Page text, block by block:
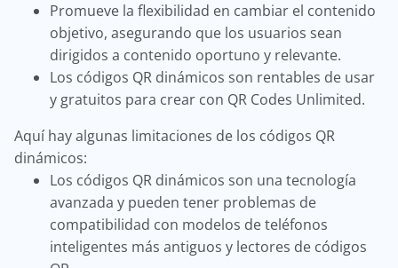
Promueve la flexibilidad en cambiar el contenido
objetivo, asegurando que los usuarios sean
dirigidos a contenido oportuno y relevante.
Los códigos QR dinámicos son rentables de usar
y gratuitos para crear con QR Codes Unlimited.
Aquí hay algunas limitaciones de los códigos QR
dinámicos:
Los códigos QR dinámicos son una tecnología
avanzada y pueden tener problemas de
compatibilidad con modelos de teléfonos
inteligentes más antiguos y lectores de códigos